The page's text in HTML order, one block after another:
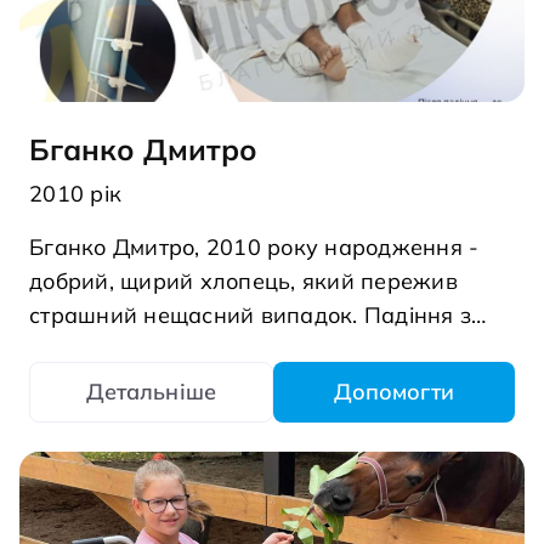
Бганко Дмитро
2010 рік
Бганко Дмитро, 2010 року народження -
добрий, щирий хлопець, який пережив
страшний нещасний випадок. Падіння з
складні травми. Після тривалого лікування,
багатьох операцій і місяців у лікарні Дмитро
зараз вдома. Але шлях до одужання ще
триває. Попереду &mdash; важлива
операція, без якої він не зможе повернутися
Детальніше Допомогти